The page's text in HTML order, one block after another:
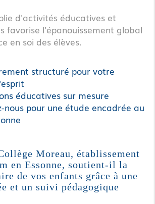
d'activités éducatives et
favorise l'épanouissement global
en soi des élèves.
structuré pour votre
éducatives sur mesure
nous pour une étude encadrée au
Moreau, établissement
en Essonne, soutient-il la
de vos enfants grâce à une
et un suivi pédagogique